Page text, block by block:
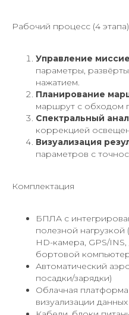
Рабочий процесс (4 этапа)
Управление
параметры,
нажатием.
Планирование
маршрут с обходом
Спектральный
коррекцией
Визуализация
параметров с
Комплектация
БПЛА с
полезной нагрузкой
HD-камера, GPS/
бортовой
Автоматический
посадки/зарядки)
Облачная
визуализации данных